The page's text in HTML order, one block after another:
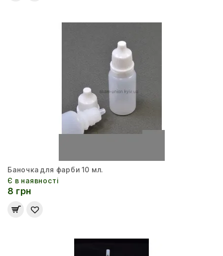
Баночка для фарби 10 мл.
Є в наявності
8 грн